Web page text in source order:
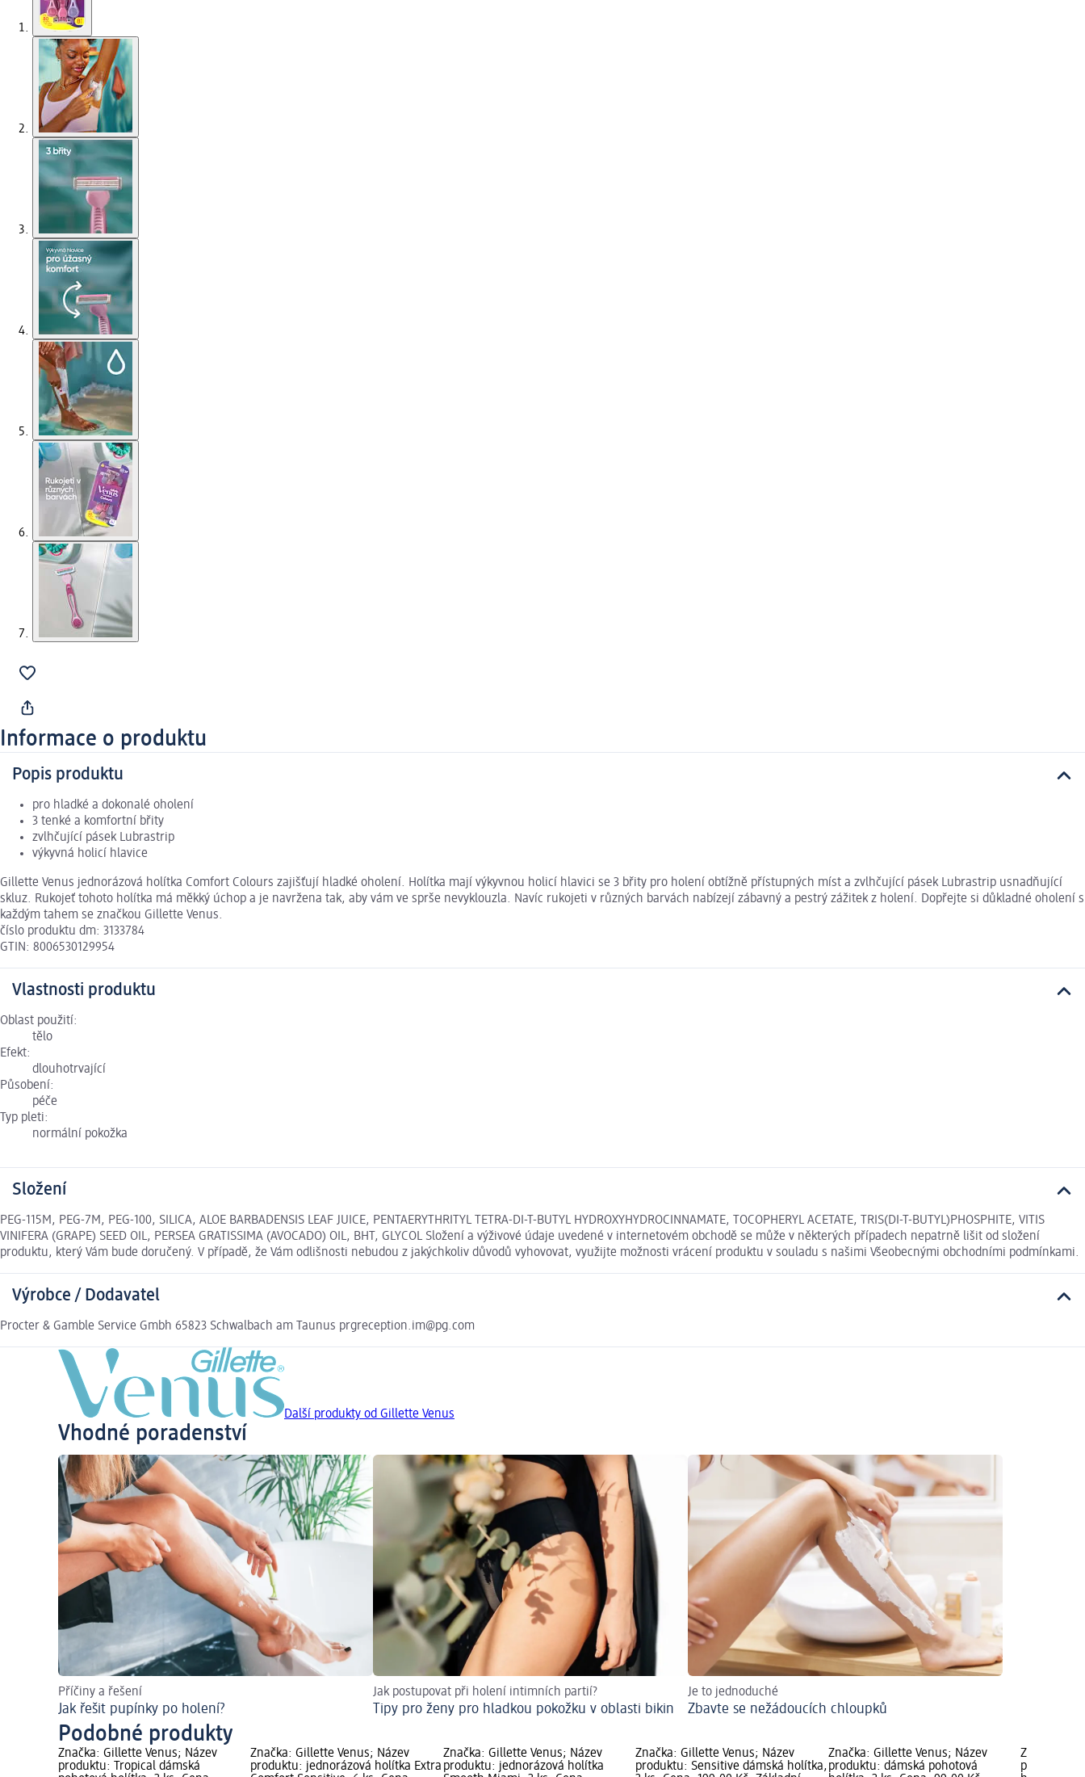
Informace o produktu
Popis produktu
pro hladké a dokonalé oholení
3 tenké a komfortní břity
zvlhčující pásek Lubrastrip
výkyvná holicí hlavice
Gillette Venus jednorázová holítka Comfort Colours zajišťují hladké oholení. Holítka mají výkyvnou holicí hlavici se 3 břity pro holení obtížně přístupných míst a zvlhčující pásek Lubrastrip usnadňující
skluz. Rukojeť tohoto holítka má měkký úchop a je navržena tak, aby vám ve sprše nevyklouzla. Navíc rukojeti v různých barvách nabízejí zábavný a pestrý zážitek z holení. Dopřejte si důkladné oholení s
každým tahem se značkou Gillette Venus.
číslo produktu dm: 3133784
GTIN: 8006530129954
Vlastnosti produktu
Oblast použití:
tělo
Efekt:
dlouhotrvající
Působení:
péče
Typ pleti:
normální pokožka
Složení
PEG-115M, PEG-7M, PEG-100, SILICA, ALOE BARBADENSIS LEAF JUICE, PENTAERYTHRITYL TETRA-DI-T-BUTYL HYDROXYHYDROCINNAMATE, TOCOPHERYL ACETATE, TRIS(DI-T-BUTYL)PHOSPHITE, VITIS
VINIFERA (GRAPE) SEED OIL, PERSEA GRATISSIMA (AVOCADO) OIL, BHT, GLYCOL Složení a výživové údaje uvedené v internetovém obchodě se může v některých případech nepatrně lišit od složení
produktu, který Vám bude doručený. V případě, že Vám odlišnosti nebudou z jakýchkoliv důvodů vyhovovat, využijte možnosti vrácení produktu v souladu s našimi Všeobecnými obchodními podmínkami.
Výrobce / Dodavatel
Procter & Gamble Service Gmbh 65823 Schwalbach am Taunus prgreception.im@pg.com
Další produkty od Gillette Venus
Vhodné poradenství
Příčiny a řešení
Jak řešit pupínky po holení?
Jak postupovat při holení intimních partií?
Tipy pro ženy pro hladkou pokožku v oblasti bikin
Je to jednoduché
Zbavte se nežádoucích chloupků
Podobné produkty
Značka: Gillette Venus; Název
produktu: Tropical dámská
Značka: Gillette Venus; Název
produktu: jednorázová holítka Extra
Značka: Gillette Venus; Název
produktu: jednorázová holítka
Značka: Gillette Venus; Název
produktu: Sensitive dámská holítka,
Značka: Gillette Venus; Název
produktu: dámská pohotová
Značka:
produktu: